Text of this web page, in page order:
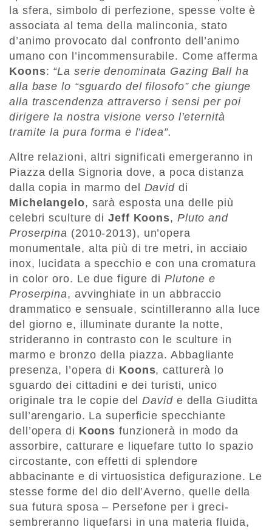
la sfera, simbolo di perfezione, spesse volte è
associata al tema della malinconia, stato
d’animo provocato dal confronto dell’animo
umano con l’incommensurabile. Come afferma
Koons: “La serie denominata Gazing Ball ha
alla base lo “sguardo del filosofo” che giunge
alla trascendenza attraverso i sensi per poi
dirigere la nostra visione verso l’eternità
tramite la pura forma e l’idea”.
Altre relazioni, altri significati emergeranno in
Piazza della Signoria dove, a poca distanza
dalla copia in marmo del David di
Michelangelo, sarà esposta una delle più
celebri sculture di Jeff Koons, Pluto and
Proserpina (2010-2013), un’opera
monumentale, alta più di tre metri, in acciaio
inox, lucidata a specchio e con una cromatura
in color oro. Le due figure di Plutone e
Proserpina, avvinghiate in un abbraccio
drammatico e sensuale, scintilleranno alla luce
del giorno e, illuminate durante la notte,
strideranno in contrasto con le sculture in
marmo e bronzo della piazza. Abbagliante
presenza, l’opera di Koons, catturerà lo
sguardo dei cittadini e dei turisti, unico
originale tra le copie delDavide della Giuditta
sull’arengario. La superficie specchiante
dell’opera di Koons funzionerà in modo da
assorbire, catturare e liquefare tutto lo spazio
circostante, con effetti di splendore
abbacinante e di virtuosistica defigurazione. Le
stesse forme del dio dell’Averno, quelle della
sua futura sposa – Persefone per i greci-
sembreranno liquefarsi in una materia fluida,